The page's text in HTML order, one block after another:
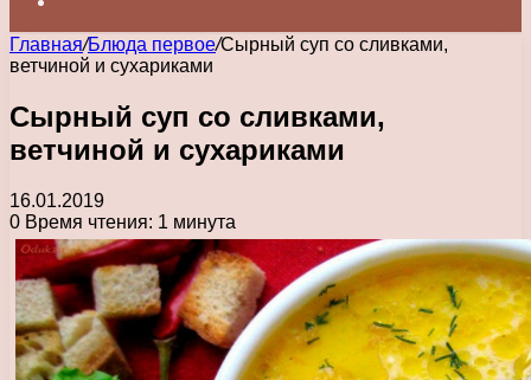
Главная/Блюда первое/Сырный суп со сливками,
ветчиной и сухариками
Сырный суп со сливками,
ветчиной и сухариками
16.01.2019
0 Время чтения: 1 минута